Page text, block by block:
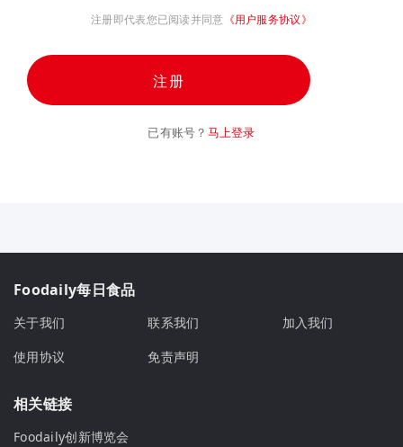
注册即代表您已阅读并同意 《用户服务协议》
注册
已有账号？ 马上登录
Foodaily每日食品
关于我们 联系我们
加入我们
使用协议
免责声明
相关链接
Foodaily创新博览会